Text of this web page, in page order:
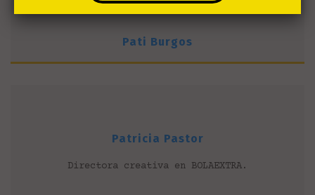
Pati Burgos
Patricia Pastor
Directora creativa en BOLAEXTRA.